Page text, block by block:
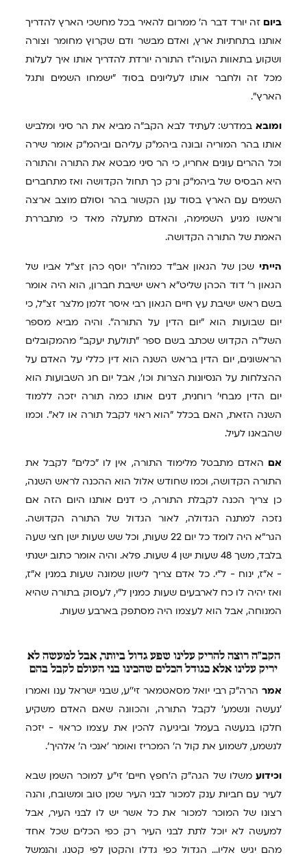
ביום זה יורד דבר ה' ממרום להאיר בכל מחשכי הארץ להדריך
אותנו בתחתיות ארץ, ואדם מבשר ודם שקרוץ מחומר וצורה
ושקוע בתאוות העוה"ז התורה יורדת להדריך אותו איך לעלות
מכל זה ולחבר אותו לעליונים בסוד "ישמחו השמים ותגל
הארץ".
ומובא במדרש: לעתיד לבא הקב"ה מביא את הר סיני ומלביש
אותו בהר המוריה ובונה ביהמ"ק עליהם וביהמ"ק אומר שירה
וכל ההרים עונים אחריו, כי הר סיני מבטא את התורה והתורה
היא הבסיס של ביהמ"ק ורק כך תחול הקדושה ואז מתחברים
השמים עם הארץ בסוד ענן הקשור בהר וסולם מוצב ארצה
וראשו מגיע השמימה, והאדם מתעלה מאד כי מתבררת
האמת של התורה הקדושה.
הייתי שכן של הגאון אב"ד כמוה"ר יוסף כהן זצ"ל אביו של
הגאון ר' דוד הכהן שליט"א ראש ישיבת חברון, הוא היה אומר
בשם ראש ישיבת עץ חיים הגאון רבי איסר זלמן מלצר זצ"ל, כי
יום שבועות הוא "יום הדין על התורה". והיה מביא מספר
השל"ה הקדוש שכתב בשם ספר "תולעת יעקב" מהמקובלים
הראשונים, יום הדין בראש השנה הוא דין כללי על האדם על
ההצלחות על הנסיונות הצרות וכו', אבל יום חג השבועות הוא
יום הדין מבחי' רוחנית, דנים אותו כמה תורה יזכה ללמוד
השנה הזאת, האם בכלל "הוא ראוי לקבל תורה או לא". וכמו
שהבאנו לעיל.
אם האדם מתבטל מלימוד התורה, אין לו "כלים" לקבל את
התורה הקדושה, וכמו שחודש אלול הוא ההכנה לראש השנה,
כן צריך הכנה לקבלת התורה, כי דנים אותנו היום הזה אם
נזכה למתנה הגדולה, לאור הגדול של התורה הקדושה.
הגר"א היה לומד כל יום 22 שעות, וכל שש שעות ישן חצי שעה
בלבד, משך 48 שעות ישן 4 שעות. פלא. והיה אומר כתוב ישנתי
- א"ז, ינוח - ל"י. כל אדם צריך לישון שמונה שעות במנין א"ז,
ואז יהיה לו כח לארבעים שעות כמנין ל"י, לעסוק בתורה שהיא
המנוחה, אבל הוא לעצמו היה מסתפק בארבע שעות.
הקב"ה רוצה להריק עלינו שפע גדול ביותר, אבל למעשה לא
יריק עלינו אלא כגודל הכלים שהכינו בני העולם לקבל בהם
אמר הרה"ק רבי יואל מסאטמאר זי''ע, שבני ישראל ענו ואמרו
'נעשה ונשמע' לקבל התורה, והכוונה שאם האדם משקיע
חלקו בנעשה בעמל וביגיעה להכין את עצמו כראוי - יזכה
לנשמע, לשמוע את קול ה' המכריז ואומר 'אנכי ה' אלהיך'.
וכידוע משלו של הגה"ק ה'חפץ חיים' זי"ע למוכר השמן שבא
לעיר עם חביות ענק למכור לבני העיר שמן טוב ומשובח, והנה
רצונו של המוכר למכור את כל אשר יש לו לבני העיר, אבל
למעשה לא יוכל לתת לבני העיר רק כפי הכלים שכל אחד
מהם יגיש אליו... הגדול כפי גדלו והקטן לפי קטנו. והנמשל